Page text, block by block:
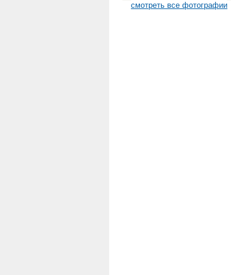
смотреть все фотографии